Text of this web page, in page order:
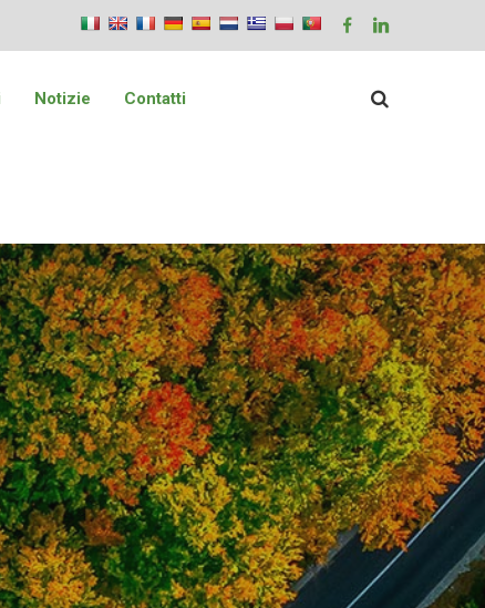
Notizie Contatti